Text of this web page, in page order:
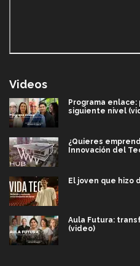
Videos
Programa
siguiente nivel
¿Quieres
Innovación del
El joven que hizo
Aula Futura:
(video)